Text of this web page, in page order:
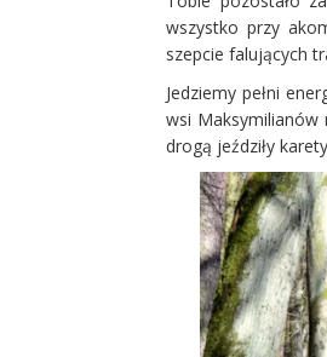
wszystko przy
szepcie falujących
Jedziemy pełni
wsi Maksymilianów
drogą jeździły